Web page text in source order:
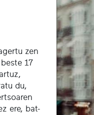
zen
17
du,
ere, bat-